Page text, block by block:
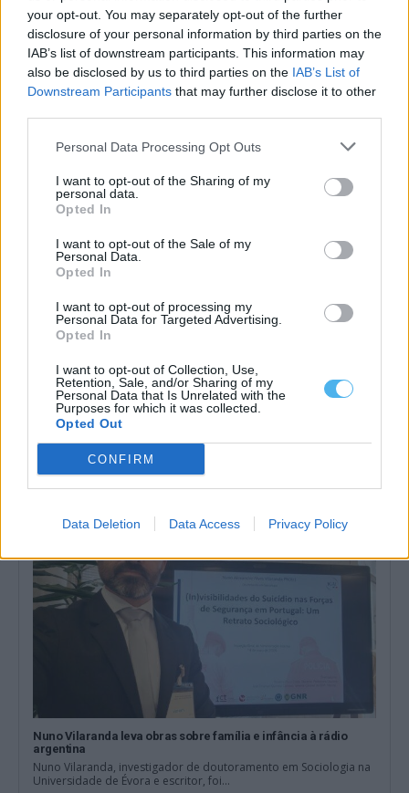
your opt-out. You may separately opt-out of the further
disclosure of your personal information by third parties on the
IAB’s list of downstream participants. This information may
also be disclosed by us to third parties on the IAB’s List of
Downstream Participants that may further disclose it to other
Personal Data Processing Opt Outs
I want to opt-out of the Sharing of my
personal data.
Opted In
I want to opt-out of the Sale of my
Personal Data.
Opted In
I want to opt-out of processing my
Personal Data for Targeted Advertising.
Opted In
I want to opt-out of Collection, Use,
Retention, Sale, and/or Sharing of my
Personal Data that Is Unrelated with the
Purposes for which it was collected.
Opted Out
CONFIRM
Data Deletion Data Access Privacy Policy
Mora: Revestimento e pavimento estão a ser renovados no
Centro Cultural de Cabeção
O Centro Cultural de Cabeção, no concelho de Mora, está a ser
alvo de...
Festival Internacional de Folclore de Portel recebe Quénia,
Colômbia e Argentina
O XXVIII Festival Internacional de Folclore prossegue este sábado,
8 de agosto, em Portel,...
8 Agosto, 2026 - 11:00
Nuno Vilaranda leva obras sobre família e infância à rádio
argentina
Nuno Vilaranda, investigador de doutoramento em Sociologia na
Universidade de Évora e escritor, foi...